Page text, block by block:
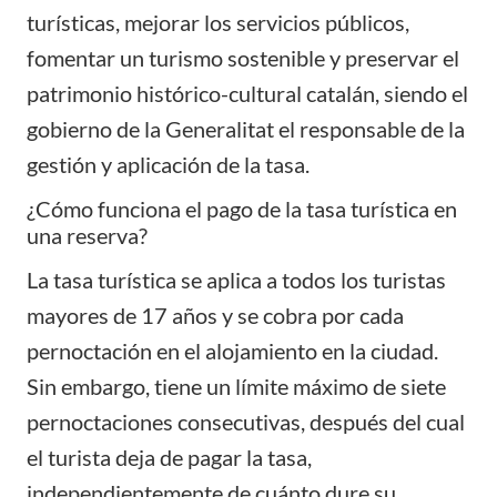
turísticas, mejorar los servicios públicos,
fomentar un turismo sostenible y preservar el
patrimonio histórico-cultural catalán, siendo el
gobierno de la Generalitat el responsable de la
gestión y aplicación de la tasa.
¿Cómo funciona el pago de la tasa turística en
una reserva?
La tasa turística se aplica a todos los turistas
mayores de 17 años y se cobra por cada
pernoctación en el alojamiento en la ciudad.
Sin embargo, tiene un límite máximo de siete
pernoctaciones consecutivas, después del cual
el turista deja de pagar la tasa,